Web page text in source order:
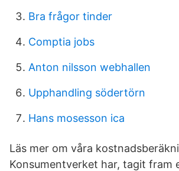
Bra frågor tinder
Comptia jobs
Anton nilsson webhallen
Upphandling södertörn
Hans mosesson ica
Läs mer om våra
Konsumentverket har, tagit fram